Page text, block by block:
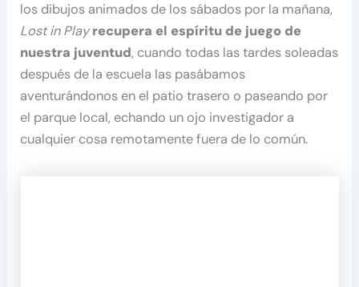
los dibujos animados de los sábados por la mañana,
Lost in Play recupera el espíritu de juego de
nuestra juventud, cuando todas las tardes soleadas
después de la escuela las pasábamos
aventurándonos en el patio trasero o paseando por
el parque local, echando un ojo investigador a
cualquier cosa remotamente fuera de lo común.